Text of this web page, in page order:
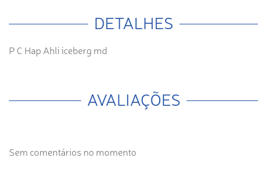
DETALHES
P C Hap Ahli iceberg md
AVALIAÇÕES
Sem comentários no momento